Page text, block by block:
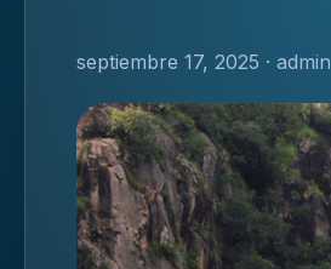
septiembre 17, 2025 · admin